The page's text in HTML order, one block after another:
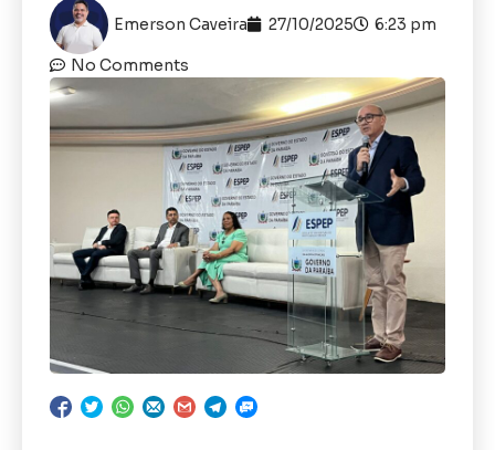
Emerson Caveira 27/10/2025 6:23 pm
No Comments